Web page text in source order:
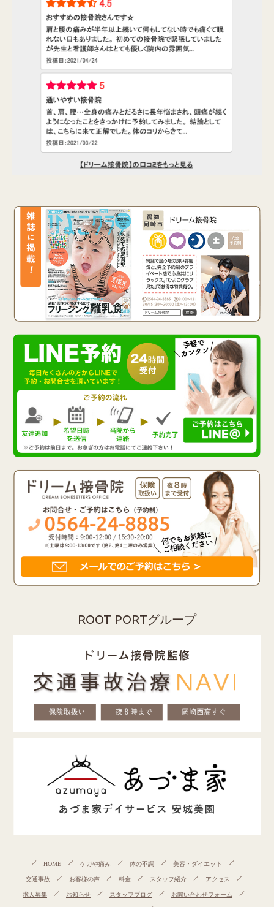
ROOT PORTグループ
HOME ケガや痛み 体の不調 美容・ダイエット
交通事故 お客様の声 料金 スタッフ紹介 アクセス
求人募集 お知らせ スタッフブログ お問い合わせフォーム